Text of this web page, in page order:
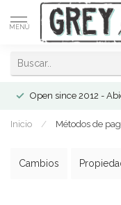
MENÚ
Open since 2012 -
Inicio / Métodos de
Cambios